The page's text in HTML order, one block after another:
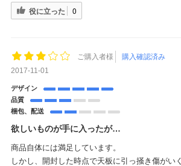
役に立った 0
ご購入者様
購入確認済み
2017-11-01
デザイン
品質
梱包、配送
欲しいものが手に入ったが…
商品自体には満足しています。
しかし、開封した時点で天板に引っ掻き傷がい